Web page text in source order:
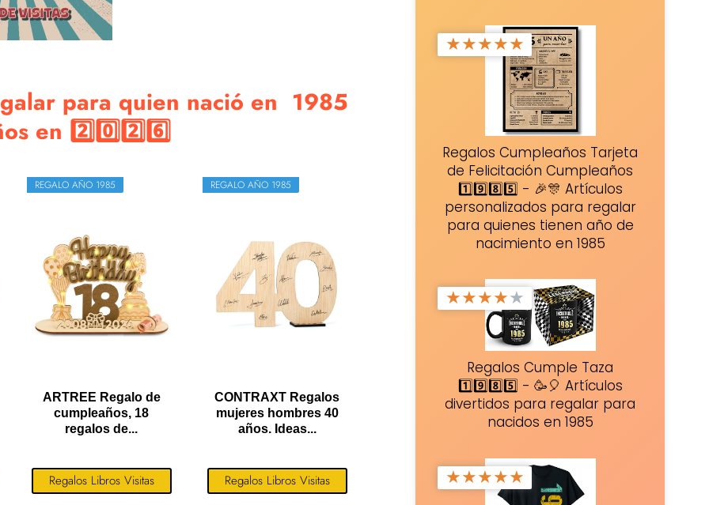
para quien nació en 1985
en 2️⃣0️⃣2️⃣6️⃣
REGALO AÑO 1985
ARTREE Regalo de
cumpleaños, 18
regalos de...
Regalos Libros Visitas
REGALO AÑO 1985
CONTRAXT Regalos
mujeres hombres 40
años. Ideas...
Regalos Libros Visitas
★★★★★
Regalos Cumpleaños Tarjeta
de Felicitación Cumpleaños
1️⃣9️⃣8️⃣5️⃣ - 🎉🎊 Artículos
personalizados para regalar
para quienes tienen año de
nacimiento en 1985
★★★★★
Regalos Cumple Taza
1️⃣9️⃣8️⃣5️⃣ - 🥳🎈 Artículos
divertidos para regalar para
nacidos en 1985
★★★★★